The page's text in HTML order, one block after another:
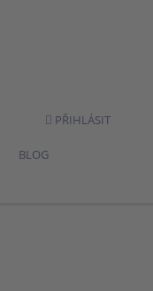
PŘIHLÁSIT
BLOG